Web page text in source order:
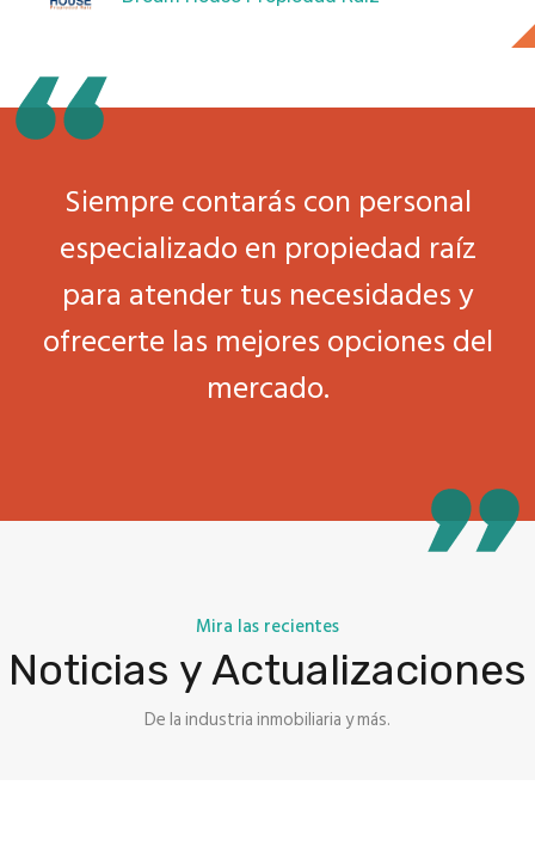
Siempre contarás con personal
especializado en propiedad raíz
para atender tus necesidades y
ofrecerte las mejores opciones del
mercado.
Mira las recientes
Noticias y Actualizaciones
De la industria inmobiliaria y más.